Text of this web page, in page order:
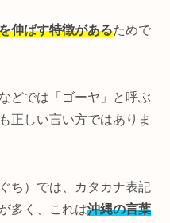
伸ばす特徴があるためで
どでは「ゴーヤ」と呼ぶ
正しい言い方ではありま
ち）では、カタカナ表記
多く、これは沖縄の言葉